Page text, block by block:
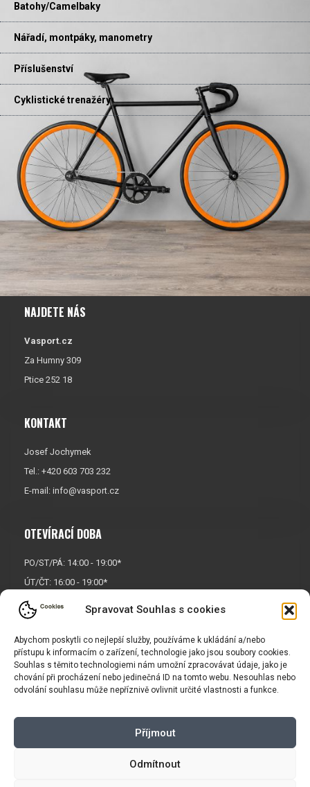
Spravovat Souhlas s cookies
Abychom poskytli co nejlepší služby, používáme k ukládání a/nebo
přístupu k informacím o zařízení, technologie jako jsou soubory cookies.
Souhlas s těmito technologiemi nám umožní zpracovávat údaje, jako je
chování při procházení nebo jedinečná ID na tomto webu. Nesouhlas nebo
odvolání souhlasu může nepříznivě ovlivnit určité vlastnosti a funkce.
Příjmout
Odmítnout
Batohy/Camelbaky
Nářadí, montpáky, manometry
Příslušenství
Cyklistické trenažéry
NAJDETE NÁS
Vasport.cz
Za Humny 309
Ptice 252 18
KONTAKT
Josef Jochymek
Tel.: +420 603 703 232
E-mail: info@vasport.cz
OTEVÍRACÍ DOBA
PO/ST/PÁ: 14:00 - 19:00*
ÚT/ČT: 16:00 - 19:00*
Sobota: 9:00 - 17:00*
Neděle:
* Říjen, listopad a prosinec
OTEVŘENO POUZE
PO/ST/PÁ